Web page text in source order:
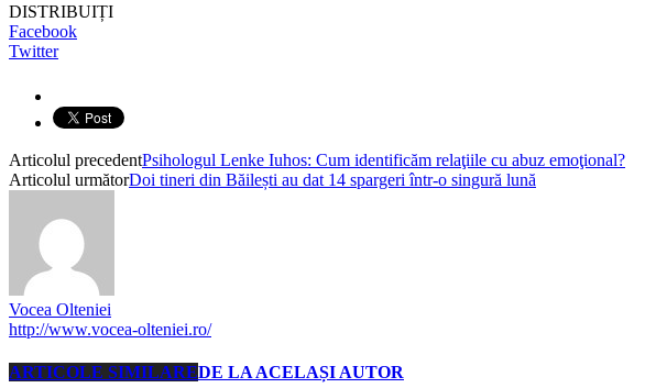
DISTRIBUIȚI
Facebook
Twitter
Articolul precedentPsihologul Lenke Iuhos: Cum identificăm relaţiile cu abuz emoţional?
Articolul următorDoi tineri din Băilești au dat 14 spargeri într-o singură lună
Vocea Olteniei
http://www.vocea-olteniei.ro/
ARTICOLE SIMILAREDE LA ACELAȘI AUTOR